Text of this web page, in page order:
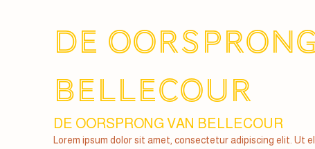
DE
BELLECOUR
DE OORSPRONG VAN BELLECOUR
Lorem ipsum dolor sit amet, consectetur adipiscing elit. Ut